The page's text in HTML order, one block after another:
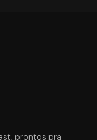
prontos pra